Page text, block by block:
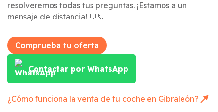
resolveremos todas tus preguntas. ¡Estamos a un
mensaje de distancia! 💬📞
Comprueba tu oferta
Contactar por WhatsApp
¿Cómo funciona la venta de tu coche en Gibraleón?